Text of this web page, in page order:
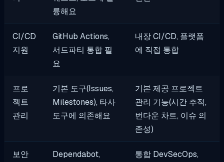
륭해요
CI/CD
지원
GitHub Actions,
서드파티 통합 필
요
내장 CI/CD, 플랫폼
에 직접 통합
프로
젝트
관리
기본 도구(Issues,
Milestones), 타사
도구에 의존해요
기본 제공 프로젝트
관리 기능(시간 추적,
번다운 차트, 이슈 의
존성)
보안
Dependabot,
통합 DevSecOps,